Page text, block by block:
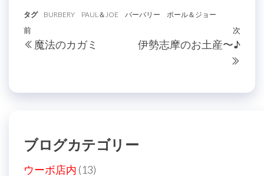
タグ BURBERY PAUL＆JOE バーバリー ポール＆ジョー
投
稿
ビ
シ
ョ
過
去
前
魔法のカガミ
次
の
次
伊勢志摩のお土産〜♪
ブログカテゴリー
ウーボ店内 (13)